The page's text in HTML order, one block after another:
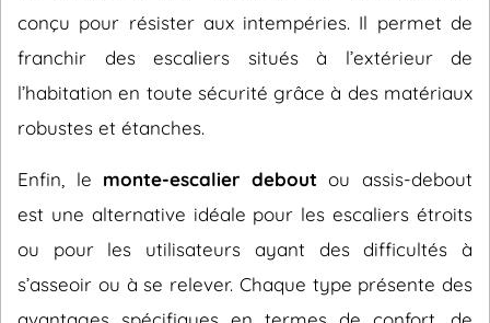
conçu pour résister aux intempéries. Il permet de
franchir des escaliers situés à l’extérieur de
l’habitation en toute sécurité grâce à des matériaux
robustes et étanches.
Enfin, le monte-escalier debout ou assis-debout
est une alternative idéale pour les escaliers étroits
ou pour les utilisateurs ayant des difficultés à
s’asseoir ou à se relever. Chaque type présente des